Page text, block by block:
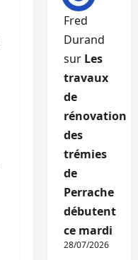
Fred
Durand
sur Les
travaux
de
rénovation
des
trémies
de
Perrache
débutent
ce mardi
28/07/2026